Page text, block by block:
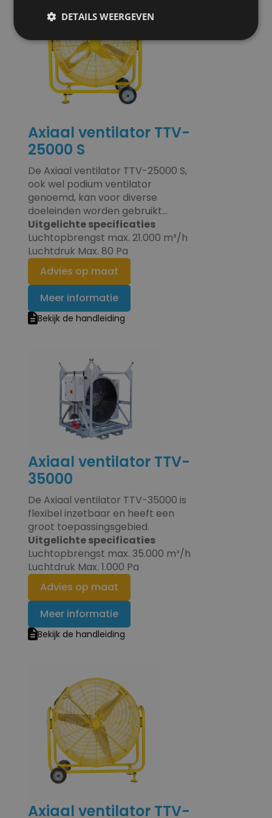
Axiaal ventilator TTV-
25000 S
De Axiaal ventilator TTV-25000 S,
ook wel podium ventilator
genoemd, kan voor diverse
doeleinden worden gebruikt...
Uitgelichte specificaties
Luchtopbrengst max. 21.000 m³/h
Luchtdruk Max. 80 Pa
Advies op maat
Meer informatie
Bekijk de handleiding
Axiaal ventilator TTV-
35000
De Axiaal ventilator TTV-35000 is
flexibel inzetbaar en heeft een
groot toepassingsgebied.
Uitgelichte specificaties
Luchtopbrengst max. 35.000 m³/h
Luchtdruk Max. 1.000 Pa
Advies op maat
Meer informatie
Bekijk de handleiding
Axiaal ventilator TTV-
DETAILS WEERGEVEN